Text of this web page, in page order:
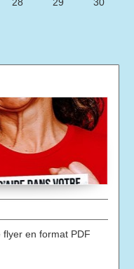
en format PDF
28 29
30